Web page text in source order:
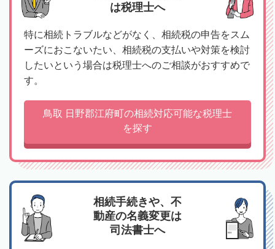
は税理士へ
特に相続トラブルなどがなく、相続税の申告をスム
ーズにおこないたい、相続税の支払いや対策を検討
したいという場合は税理士へのご相談がおすすめで
す。
鳥取 日野郡江府町の相続対応可能な税理士
を探す
相続手続きや、不
動産の名義変更は
司法書士へ